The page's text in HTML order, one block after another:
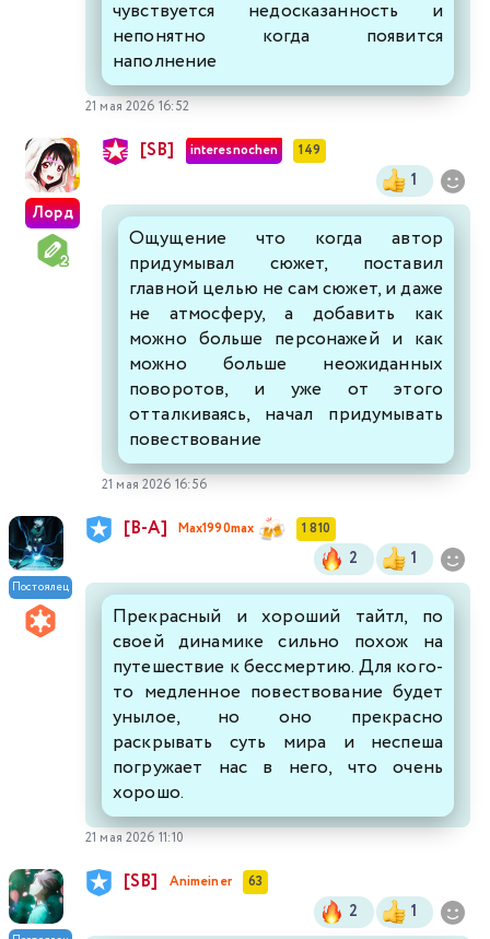
чувствуется недосказанность и
непонятно когда появится
наполнение
21 мая 2026 16:52
Лорд
[SB] interesnochen 149
1
Ощущение что когда автор
придумывал сюжет, поставил
главной целью не сам сюжет, и даже
не атмосферу, а добавить как
можно больше персонажей и как
можно больше неожиданных
поворотов, и уже от этого
отталкиваясь, начал придумывать
повествование
21 мая 2026 16:56
Постоялец
[В-А] Max1990max 1 810
2 1
Прекрасный и хороший тайтл, по
своей динамике сильно похож на
путешествие к бессмертию. Для кого-
то медленное повествование будет
унылое, но оно прекрасно
раскрывать суть мира и неспеша
погружает нас в него, что очень
хорошо.
21 мая 2026 11:10
[SB] Animeiner 63
2 1